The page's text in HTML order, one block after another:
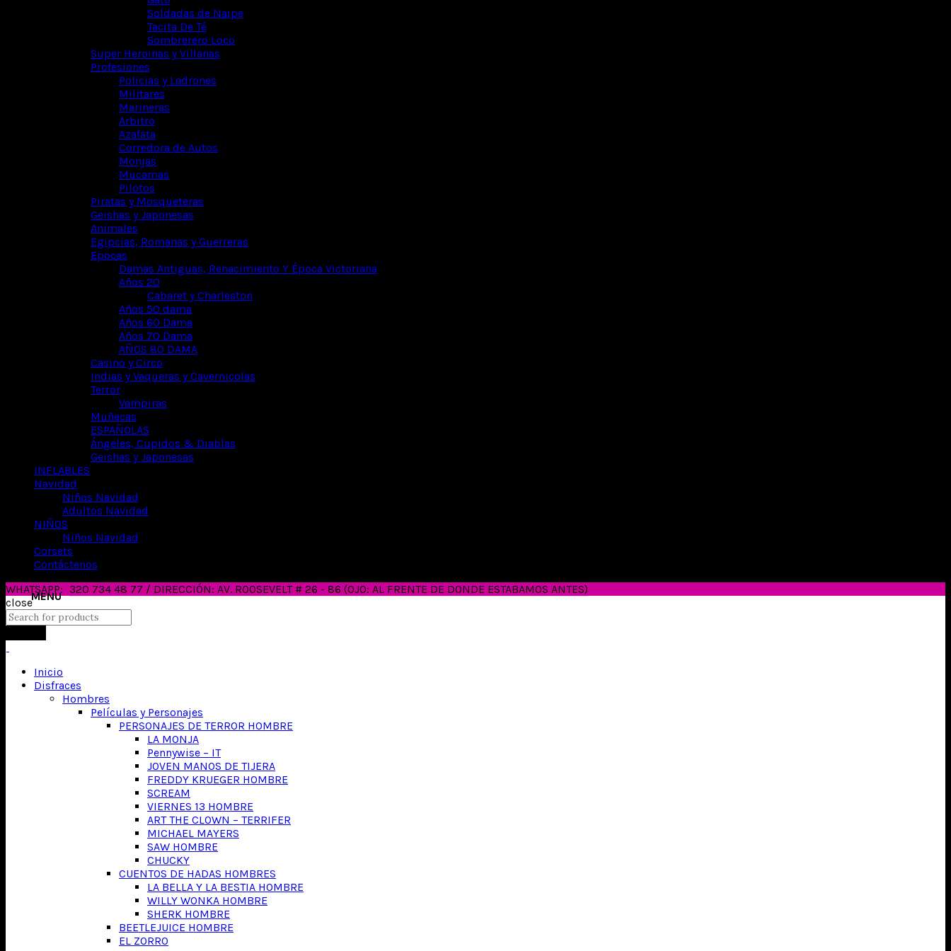
Soldadas de Naipe
Tacita De Té
Sombrerero Loco
Super Heroinas y Villanas
Profesiones
Policias y Ladrones
Militares
Marineras
Arbitro
Azafata
Corredora de Autos
Monjas
Mucamas
Pilotos
Piratas y Mosqueteras
Geishas y Japonesas
Animales
Egipcias, Romanas y Guerreras
Epocas
Damas Antiguas, Renacimiento Y Época Victoriana
Años 20
Cabaret y Charleston
Años 50 dama
Años 60 Dama
Años 70 Dama
AÑOS 80 DAMA
Casino y Circo
Indias y Vaqueras y Cavernicolas
Terror
Vampiras
Muñecas
ESPAÑOLAS
Ángeles, Cupidos & Diablas
Geishas y Japonesas
INFLABLES
Navidad
Niños Navidad
Adultos Navidad
NIÑOS
Niños Navidad
Corsets
Contáctenos
WHATSAPP: 320 734 48 77 / DIRECCIÓN: AV. ROOSEVELT # 26 - 86 (OJO: AL FRENTE DE DONDE ESTABAMOS ANTES)
close
Inicio
Disfraces
Hombres
Películas y Personajes
PERSONAJES DE TERROR HOMBRE
LA MONJA
Pennywise – IT
JOVEN MANOS DE TIJERA
FREDDY KRUEGER HOMBRE
SCREAM
VIERNES 13 HOMBRE
ART THE CLOWN – TERRIFER
MICHAEL MAYERS
SAW HOMBRE
CHUCKY
CUENTOS DE HADAS HOMBRES
LA BELLA Y LA BESTIA HOMBRE
WILLY WONKA HOMBRE
SHERK HOMBRE
BEETLEJUICE HOMBRE
EL ZORRO